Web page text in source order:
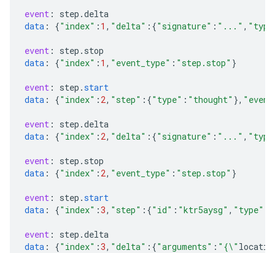
event : step .delta
data : {"index" : 1 , "delta" :{"signature" : "..." ,
event : step . stop
data : {"index" : 1 , "event_type" : "step.stop" }
event : step .start
data : {"index" : 2, "step" :{"type" : "thought" },
event : step .delta
data : {"index" : 2, "delta" :{"signature" : "..." ,
event : step . stop
data : {"index" : 2, "event_type" : "step.stop" }
event : step .start
data : {"index" :3, "step" :{"id" : "ktr5aysg" , "type"
event : step .delta
data : {"index" :3, "delta" :{"arguments" : "{\"